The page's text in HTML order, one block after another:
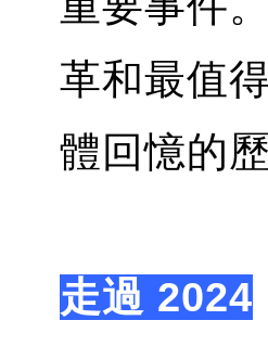
革和最值
體回憶的
走過 2024